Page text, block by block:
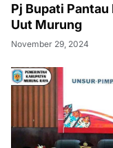
Pj Bupati
Uut Murung
November 29, 2024